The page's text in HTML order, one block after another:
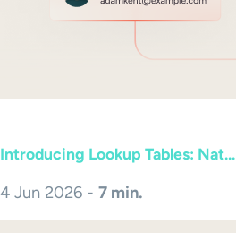
Introducing Lookup Tables: Nat...
4 Jun 2026 - 7 min.